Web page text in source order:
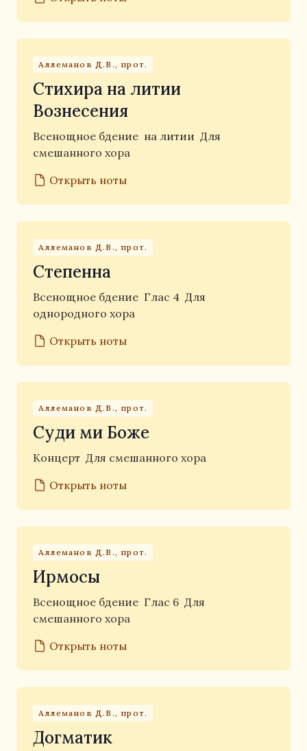
Аллеманов Д.В., прот.
Стихира на литии
Вознесения
Всенощное бдение на литии Для
смешанного хора
Открыть ноты
Аллеманов Д.В., прот.
Степенна
Всенощное бдение Глас 4 Для
однородного хора
Открыть ноты
Аллеманов Д.В., прот.
Суди ми Боже
Концерт Для смешанного хора
Открыть ноты
Аллеманов Д.В., прот.
Ирмосы
Всенощное бдение Глас 6 Для
смешанного хора
Открыть ноты
Аллеманов Д.В., прот.
Догматик